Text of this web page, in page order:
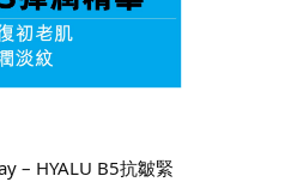
– HYALU B5抗皺緊